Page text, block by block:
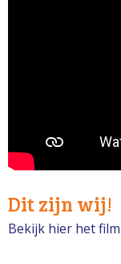
Dit zijn wij!
Bekijk hier het